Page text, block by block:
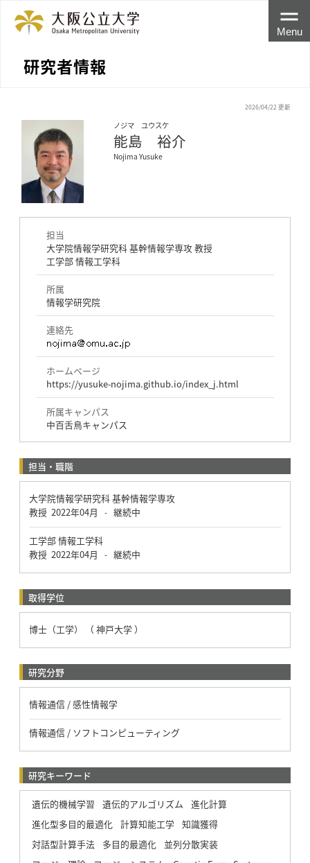
研究者情報
Menu
2026/04/22 更新
ノジマ ユウスケ
能島 裕介
Nojima Yusuke
担当
大学院情報学研究科 基幹情報学専攻 教授
工学部 情報工学科
所属
情報学研究院
連絡先
ホームページ
https://yusuke-nojima.github.io/index_j.html
所属キャンパス
中百舌鳥キャンパス
担当・職階
大学院情報学研究科 基幹情報学専攻
教授 2022年04月 - 継続中
工学部 情報工学科
教授 2022年04月 - 継続中
取得学位
博士（工学） （ 神戸大学 ）
研究分野
情報通信 / 感性情報学
情報通信 / ソフトコンピューティング
研究キーワード
遺伝的機械学習 遺伝的アルゴリズム
進化計算
進化型多目的最適化
計算知能工学
知識獲得
対話型計算手法
多目的最適化
並列分散実装